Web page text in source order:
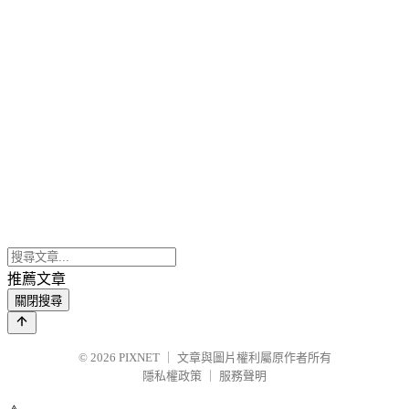
推薦文章
關閉搜尋
© 2026 PIXNET
文章與圖片權利屬原作者所有
隱私權政策
服務聲明